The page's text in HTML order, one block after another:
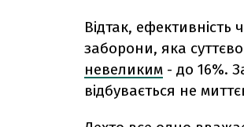
Відтак, ефективність
заборони, яка
невеликим - до 16%.
відбувається не